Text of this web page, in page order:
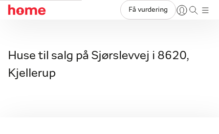
Få vurdering
Huse til salg på Sjørslevvej i 8620,
Kjellerup